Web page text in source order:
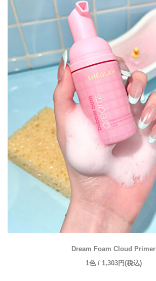
Dream Foam Cloud Primer
1色 / 1,303円(税込)